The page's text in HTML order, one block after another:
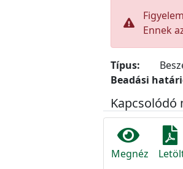
Ennek
Típus:
Beadási
Kapcsolódó
Megnéz